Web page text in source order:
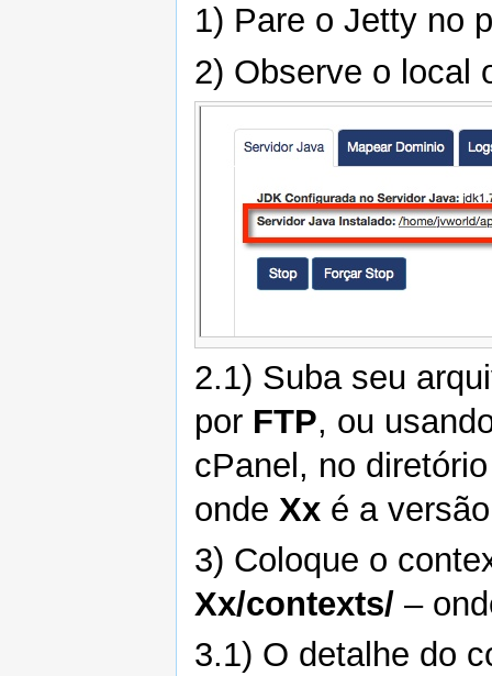
1) Pare o Jetty no
2) Observe o local
2.1) Suba seu
por FTP, ou
cPanel, no
onde Xx é a
3) Coloque o
Xx/contexts/ –
3.1) O detalhe do